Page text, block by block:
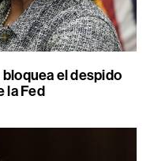
el despido
la Fed